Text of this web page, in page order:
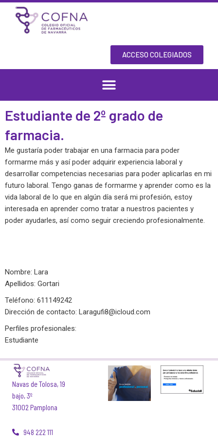
Skip
content
ACCESO COLEGIADOS
Estudiante de 2º grado de
farmacia.
Me gustaría poder trabajar en una farmacia para poder
formarme más y así poder adquirir experiencia laboral y
desarrollar competencias necesarias para poder aplicarlas en mi
futuro laboral. Tengo ganas de formarme y aprender como es la
vida laboral de lo que en algún día será mi profesión, estoy
interesada en aprender como tratar a nuestros pacientes y
poder ayudarles, así como seguir creciendo profesionalmente.
Nombre: Lara
Apellidos: Gortari
Teléfono: 611149242
Dirección de contacto: Laragufi8@icloud.com
Perfiles profesionales:
Estudiante
Navas de Tolosa, 19
bajo, 3º
31002 Pamplona
948 222 111